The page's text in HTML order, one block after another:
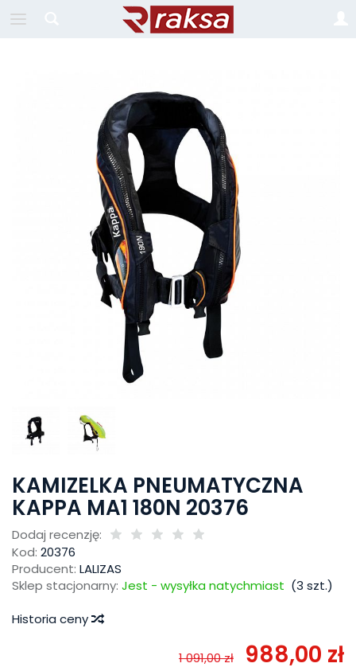
KAMIZELKA PNEUMATYCZNA
KAPPA MA1 180N 20376
Dodaj recenzję:
Kod: 20376
Producent: LALIZAS
Sklep stacjonarny: Jest - wysyłka natychmiast (3 szt.)
Historia ceny
1 091,00 zł 988,00 zł